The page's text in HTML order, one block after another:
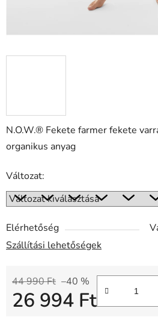
N.O.W.® Fekete farmer fekete
organikus anyag
Változat:
Elérhetőség
Szállítási lehetőségek
44 990 Ft –40 %
26 994 Ft